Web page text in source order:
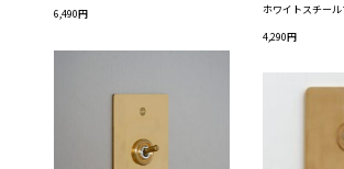
6,490円
ホワイトスチー
4,290円